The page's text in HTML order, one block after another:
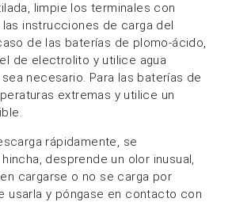
limpie los terminales con
instrucciones de carga del
de las baterías de plomo-ácido,
de electrolito y utilice agua
necesario. Para las baterías de
extremas y utilice un
rápidamente, se
desprende un olor inusual,
cargarse o no se carga por
usarla y póngase en contacto con